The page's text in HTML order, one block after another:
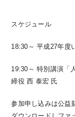
スケジュール
18:30～ 平成27年度
19:30～ 特別講演「
締役 西 泰宏 氏
参加申し込みは公益